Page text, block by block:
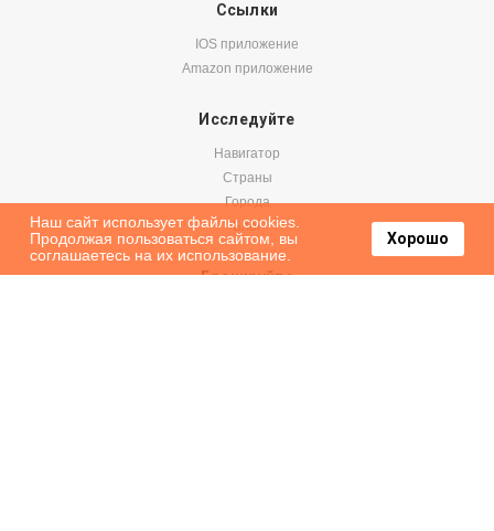
Ссылки
IOS приложение
Amazon приложение
Исследуйте
Навигатор
Страны
Города
Блог
Бронируйте
Наш сайт использует файлы cookies.
Продолжая пользоваться сайтом, вы
соглашаетесь на их использование.
Хорошо